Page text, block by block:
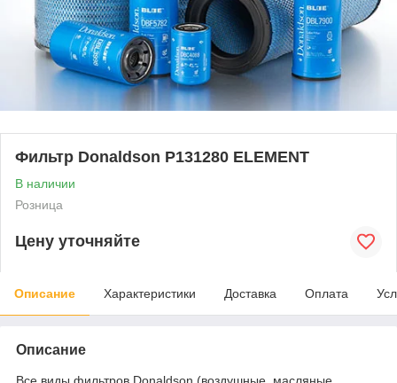
Фильтр Donaldson P131280 ELEMENT
В наличии
Розница
Цену уточняйте
Описание Характеристики Доставка Оплата
Описание
Все виды фильтров Donaldson (воздушные, масляные,